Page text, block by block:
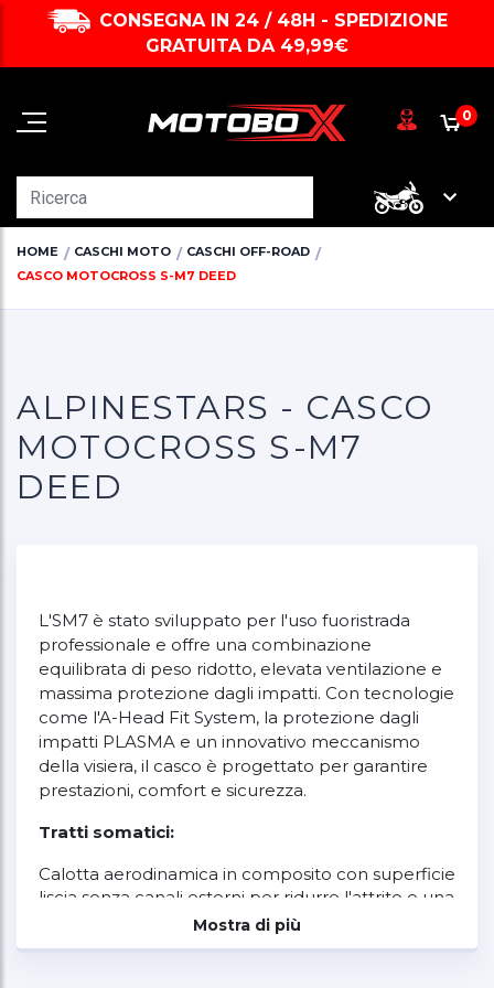
CONSEGNA IN 24 / 48H - SPEDIZIONE
GRATUITA DA 49,99€
0
HOME CASCHI MOTO
CASCHI OFF-ROAD
CASCO MOTOCROSS S-M7 DEED
ALPINESTARS - CASCO
MOTOCROSS S-M7
DEED
L'SM7 è stato sviluppato per l'uso fuoristrada
professionale e offre una combinazione
equilibrata di peso ridotto, elevata ventilazione e
massima protezione dagli impatti. Con tecnologie
come l'A-Head Fit System, la protezione dagli
impatti PLASMA e un innovativo meccanismo
della visiera, il casco è progettato per garantire
prestazioni, comfort e sicurezza.
Tratti somatici:
Calotta aerodinamica in composito con superficie
liscia senza canali esterni per ridurre l'attrito e una
dissipazione mirata dell'energia in caso di impatto
Curvatura ottimizzata della calotta del casco per
Mostra di più